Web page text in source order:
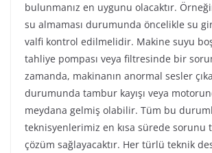
bulunmanız en uygunu olacaktır.
su almaması durumunda öncelikle su
valfi kontrol edilmelidir. Makine suyu
tahliye pompası veya filtresinde bir
zamanda, makinanın anormal sesler
durumunda tambur kayışı veya
meydana gelmiş olabilir. Tüm bu
teknisyenlerimiz en kısa sürede sorunu
çözüm sağlayacaktır. Her türlü teknik